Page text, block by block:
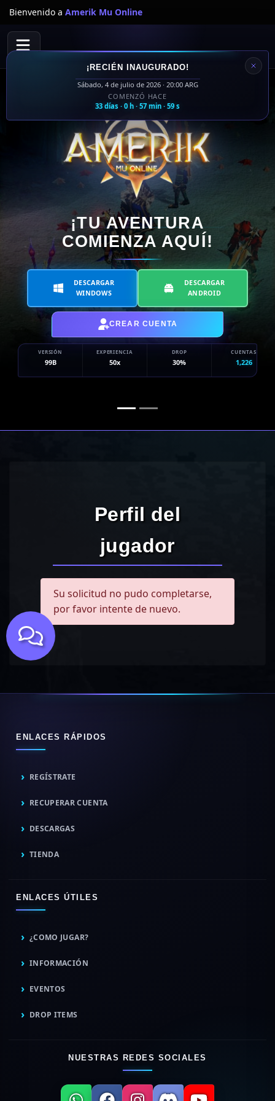
¡RECIÉN INAUGURADO!
Sábado, 4 de julio de 2026 · 20:00 ARG
COMENZÓ HACE
33 días · 0 h · 57 min · 59 s
Bienvenido a Amerik Mu Online
¡TU AVENTURA
COMIENZA AQUÍ!
DESCARGAR
WINDOWS
DESCARGAR
ANDROID
CREAR CUENTA
VERSIÓN
99B
EXPERIENCIA
50x
DROP
30%
CUENTAS
1,226
Perfil del
jugador
Su solicitud no pudo completarse,
por favor intente de nuevo.
ENLACES RÁPIDOS
REGÍSTRATE
RECUPERAR CUENTA
DESCARGAS
TIENDA
ENLACES ÚTILES
¿COMO JUGAR?
INFORMACIÓN
EVENTOS
DROP ITEMS
NUESTRAS REDES SOCIALES